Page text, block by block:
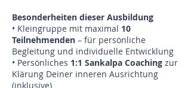
Besonderheiten dieser Ausbildung
• Kleingruppe mit maximal 10
Teilnehmenden – für persönliche
Begleitung und individuelle Entwicklung
• Persönliches 1:1 Sankalpa Coaching zur
Klärung Deiner inneren Ausrichtung
(inklusive)